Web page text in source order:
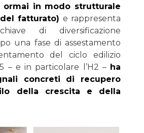
ormai in modo strutturale
fatturato) e rappresenta
di diversificazione
una fase di assestamento
del ciclo edilizio
– e in particolare l’H2 – ha
concreti di recupero
della crescita e della